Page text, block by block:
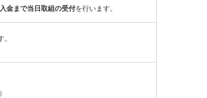
金まで当日取組の受付を行います。